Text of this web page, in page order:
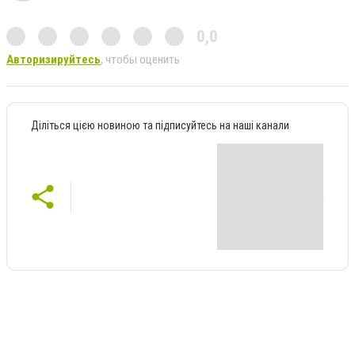
0,0
Авторизируйтесь, чтобы оценить
Діліться цією новиною та підписуйтесь на наші канали